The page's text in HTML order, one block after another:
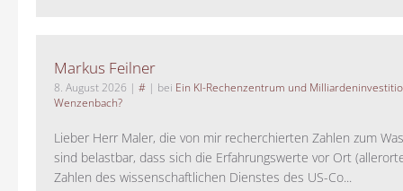
Markus Feilner
8. August 2026 | # | bei Ein KI-Rechenzentrum und
Wenzenbach?
Lieber Herr Maler, die von mir recherchierten Zahlen zum
sind belastbar, dass sich die Erfahrungswerte vor Ort
Zahlen des wissenschaftlichen Dienstes des US-Co...